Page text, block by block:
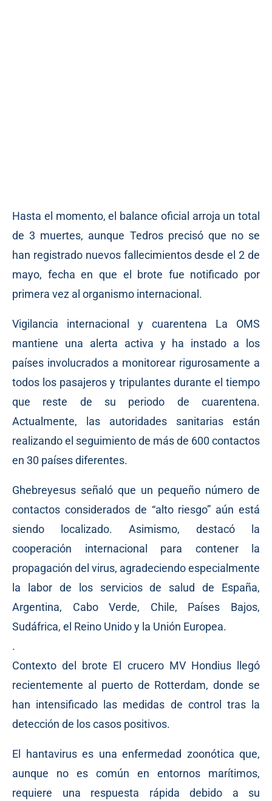
Hasta el momento, el balance oficial arroja un total
de 3 muertes, aunque Tedros precisó que no se
han registrado nuevos fallecimientos desde el 2 de
mayo, fecha en que el brote fue notificado por
primera vez al organismo internacional.
Vigilancia internacional y cuarentena La OMS
mantiene una alerta activa y ha instado a los
países involucrados a monitorear rigurosamente a
todos los pasajeros y tripulantes durante el tiempo
que reste de su periodo de cuarentena.
Actualmente, las autoridades sanitarias están
realizando el seguimiento de más de 600 contactos
en 30 países diferentes.
Ghebreyesus señaló que un pequeño número de
contactos considerados de “alto riesgo” aún está
siendo localizado. Asimismo, destacó la
cooperación internacional para contener la
propagación del virus, agradeciendo especialmente
la labor de los servicios de salud de España,
Argentina, Cabo Verde, Chile, Países Bajos,
Sudáfrica, el Reino Unido y la Unión Europea.
.
Contexto del brote El crucero MV Hondius llegó
recientemente al puerto de Rotterdam, donde se
han intensificado las medidas de control tras la
detección de los casos positivos.
El hantavirus es una enfermedad zoonótica que,
aunque no es común en entornos marítimos,
requiere una respuesta rápida debido a su